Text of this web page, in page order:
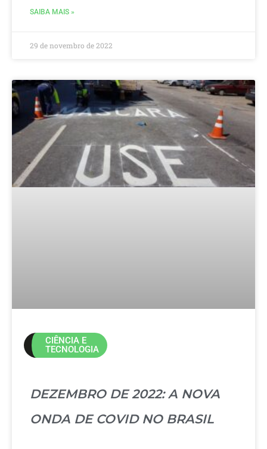
SAIBA MAIS »
29 de novembro de 2022
CIÊNCIA E
TECNOLOGIA
DEZEMBRO DE 2022: A NOVA
ONDA DE COVID NO BRASIL